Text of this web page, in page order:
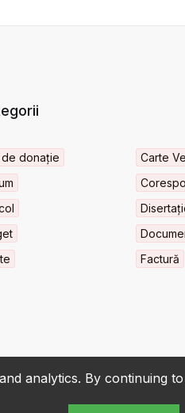
analytics. By continuing
de donație
Carte
Factură